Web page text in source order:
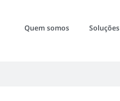
Quem somos Soluções